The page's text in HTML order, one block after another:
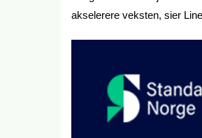
akselerere veksten, sier